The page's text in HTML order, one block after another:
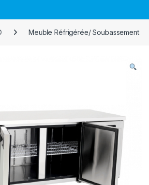
Meuble Réfrigérée/ Soubassement